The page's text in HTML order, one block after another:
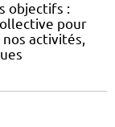
objectifs :
pour
activités,